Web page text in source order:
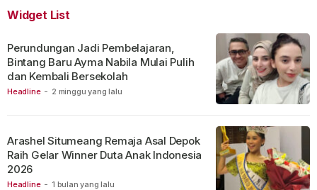
Widget List
Headline - 2 minggu yang lalu
Perundungan Jadi Pembelajaran,
Bintang Baru Ayma Nabila Mulai Pulih
dan Kembali Bersekolah
Headline - 1 bulan yang lalu
Arashel Situmeang Remaja Asal Depok
Raih Gelar Winner Duta Anak Indonesia
2026